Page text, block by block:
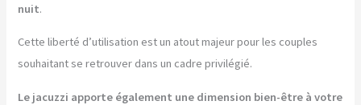
nuit.
Cette liberté d’utilisation est un atout majeur pour les couples
souhaitant se retrouver dans un cadre privilégié.
Le jacuzzi apporte également une dimension bien-être à votre